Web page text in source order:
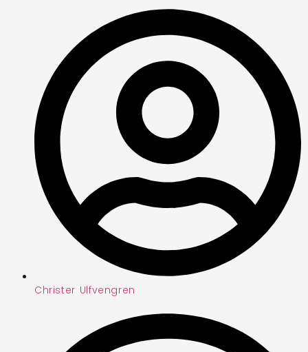
Christer Ulfvengren